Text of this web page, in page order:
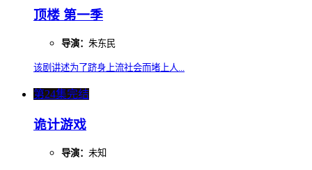
顶楼 第一季
导演： 朱东民
该剧讲述为了跻身上流社会而堵上人...
第24集完结
诡计游戏
导演： 未知